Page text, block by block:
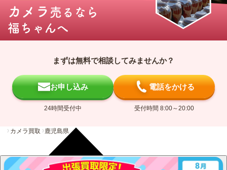
カメラ 売るなら
福ちゃんへ
まずは無料で相談してみませんか？
お申し込み
24時間受付中
電話をかける
受付時間 8:00～20:00
カメラ買取 鹿児島県